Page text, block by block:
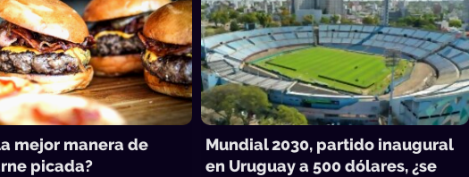
mejor manera de
picada?
Mundial 2030, partido inaugural
en Uruguay a 500 dólares, ¿se